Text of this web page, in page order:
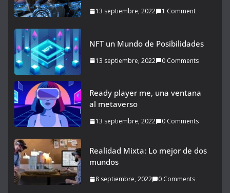
13 septiembre, 2022 1 Comment
NFT un Mundo de Posibilidades
13 septiembre, 2022 0 Comments
Ready player me, una ventana
al metaverso
13 septiembre, 2022 0 Comments
Realidad Mixta: Lo mejor de dos
mundos
8 septiembre, 2022 0 Comments